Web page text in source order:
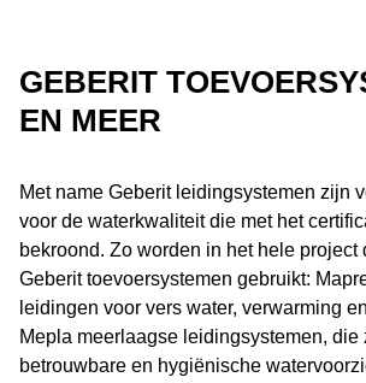
GEBERIT
EN MEER
Met name Geberit leidingsystemen zijn
voor de waterkwaliteit die met het
bekroond. Zo worden in het hele
Geberit toevoersystemen gebruikt:
leidingen voor vers water, verwarming
Mepla meerlaagse leidingsystemen, die
betrouwbare en hygiënische